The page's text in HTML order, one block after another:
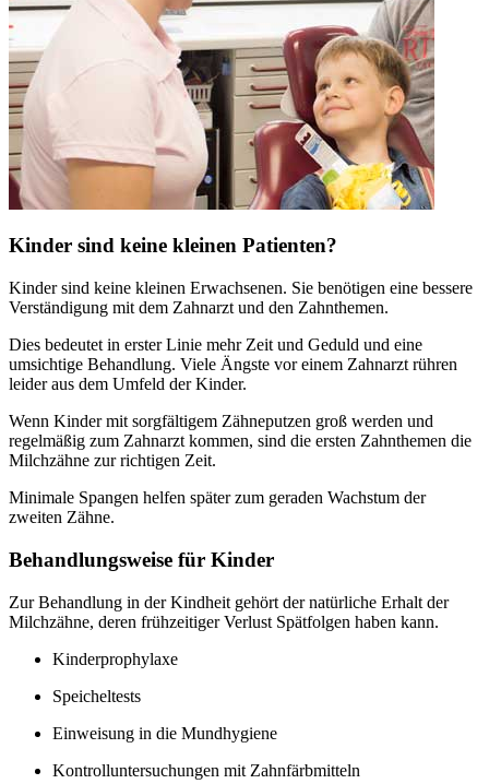
Kinder sind keine kleinen Patienten?
Kinder sind keine kleinen Erwachsenen. Sie benötigen eine bessere
Verständigung mit dem Zahnarzt und den Zahnthemen.
Dies bedeutet in erster Linie mehr Zeit und Geduld und eine
umsichtige Behandlung. Viele Ängste vor einem Zahnarzt rühren
leider aus dem Umfeld der Kinder.
Wenn Kinder mit sorgfältigem Zähneputzen groß werden und
regelmäßig zum Zahnarzt kommen, sind die ersten Zahnthemen die
Milchzähne zur richtigen Zeit.
Minimale Spangen helfen später zum geraden Wachstum der
zweiten Zähne.
Behandlungsweise für Kinder
Zur Behandlung in der Kindheit gehört der natürliche Erhalt der
Milchzähne, deren frühzeitiger Verlust Spätfolgen haben kann.
Kinderprophylaxe
Speicheltests
Einweisung in die Mundhygiene
Kontrolluntersuchungen mit Zahnfärbmitteln